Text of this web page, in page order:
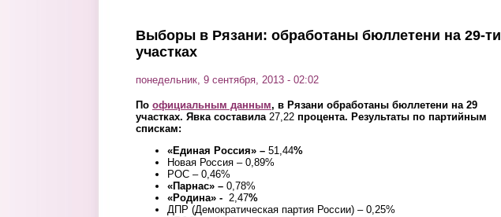
Выборы в Рязани: обработаны бюллетени на 29-ти
участках
понедельник, 9 сентября, 2013 - 02:02
По официальным данным, в Рязани обработаны бюллетени на 29
участках. Явка составила 27,22 процента. Результаты по партийным
спискам:
«Единая Россия» – 51,44%
Новая Россия – 0,89%
РОС – 0,46%
«Парнас» – 0,78%
«Родина» - 2,47%
ДПР (Демократическая партия России) – 0,25%